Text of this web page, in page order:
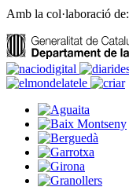
Amb la col·laboració de: